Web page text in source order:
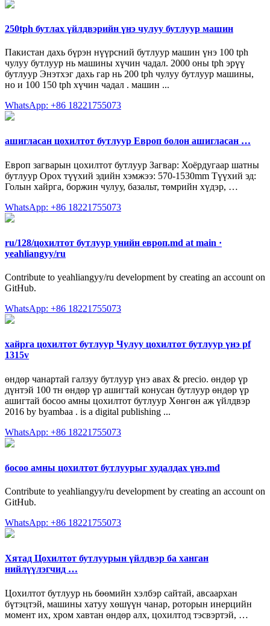
250tph бутлах үйлдвэрийн үнэ чулуу бутлуур машин
Пакистан дахь бүрэн нүүрсний бутлуур машин үнэ 100 tph
чулуу бутлуур нь машины хүчин чадал. 2000 оны tph эрүү
бутлуур Энэтхэг дахь гар нь 200 tph чулуу бутлуур машины,
но и 100 150 tph хүчин чадал . машин ...
WhatsApp: +86 18221755073
ашигласан цохилтот бутлуур Европ болон ашигласан …
Европ загварын цохилтот бутлуур Загвар: Хоёрдугаар шатны
бутлуур Орох түүхий эдийн хэмжээ: 570-1530mm Түүхий эд:
Голын хайрга, боржин чулуу, базальт, төмрийн хүдэр, …
WhatsApp: +86 18221755073
ru/128/цохилтот бутлуур унийн европ.md at main ·
yeahliangyy/ru
Contribute to yeahliangyy/ru development by creating an account on
GitHub.
WhatsApp: +86 18221755073
хайрга цохилтот бутлуур Чулуу цохилтот бутлуур үнэ pf
1315v
өндөр чанартай галзуу бутлуур үнэ авах & precio. өндөр үр
дүнтэй 100 тн өндөр үр ашигтай конусан бутлуур өндөр үр
ашигтай босоо амны цохилтот бутлуур Хөнгөн аж үйлдвэр
2016 by byambaa . is a digital publishing ...
WhatsApp: +86 18221755073
босоо амны цохилтот бутлуурыг худалдах үнэ.md
Contribute to yeahliangyy/ru development by creating an account on
GitHub.
WhatsApp: +86 18221755073
Хятад Цохилтот бутлуурын үйлдвэр ба ханган
нийлүүлэгчид …
Цохилтот бутлуур нь бөөмийн хэлбэр сайтай, авсаархан
бүтэцтэй, машины хатуу хөшүүн чанар, роторын инерцийн
момент их, хром хавтан өндөр алх, цохилтод тэсвэртэй, …